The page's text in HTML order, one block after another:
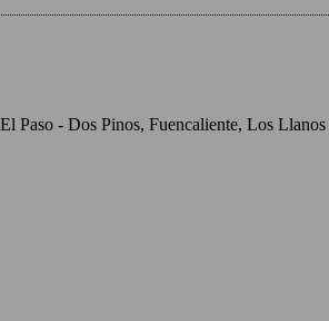
- Dos Pinos, Fuencaliente, Los